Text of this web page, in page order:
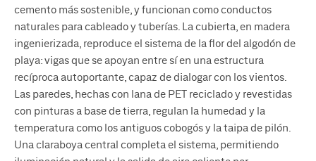
cemento más sostenible, y funcionan como conductos
naturales para cableado y tuberías. La cubierta, en madera
ingenierizada, reproduce el sistema de la flor del algodón de
playa: vigas que se apoyan entre sí en una estructura
recíproca autoportante, capaz de dialogar con los vientos.
Las paredes, hechas con lana de PET reciclado y revestidas
con pinturas a base de tierra, regulan la humedad y la
temperatura como los antiguos cobogós y la taipa de pilón.
Una claraboya central completa el sistema, permitiendo